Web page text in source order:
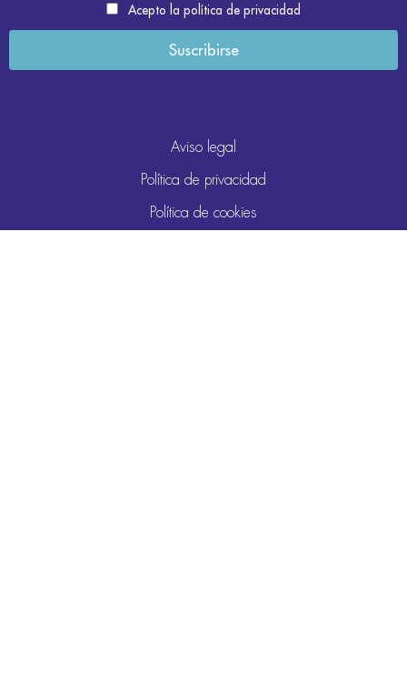
Acepto la política de privacidad
Aviso legal
Política de privacidad
Política de cookies